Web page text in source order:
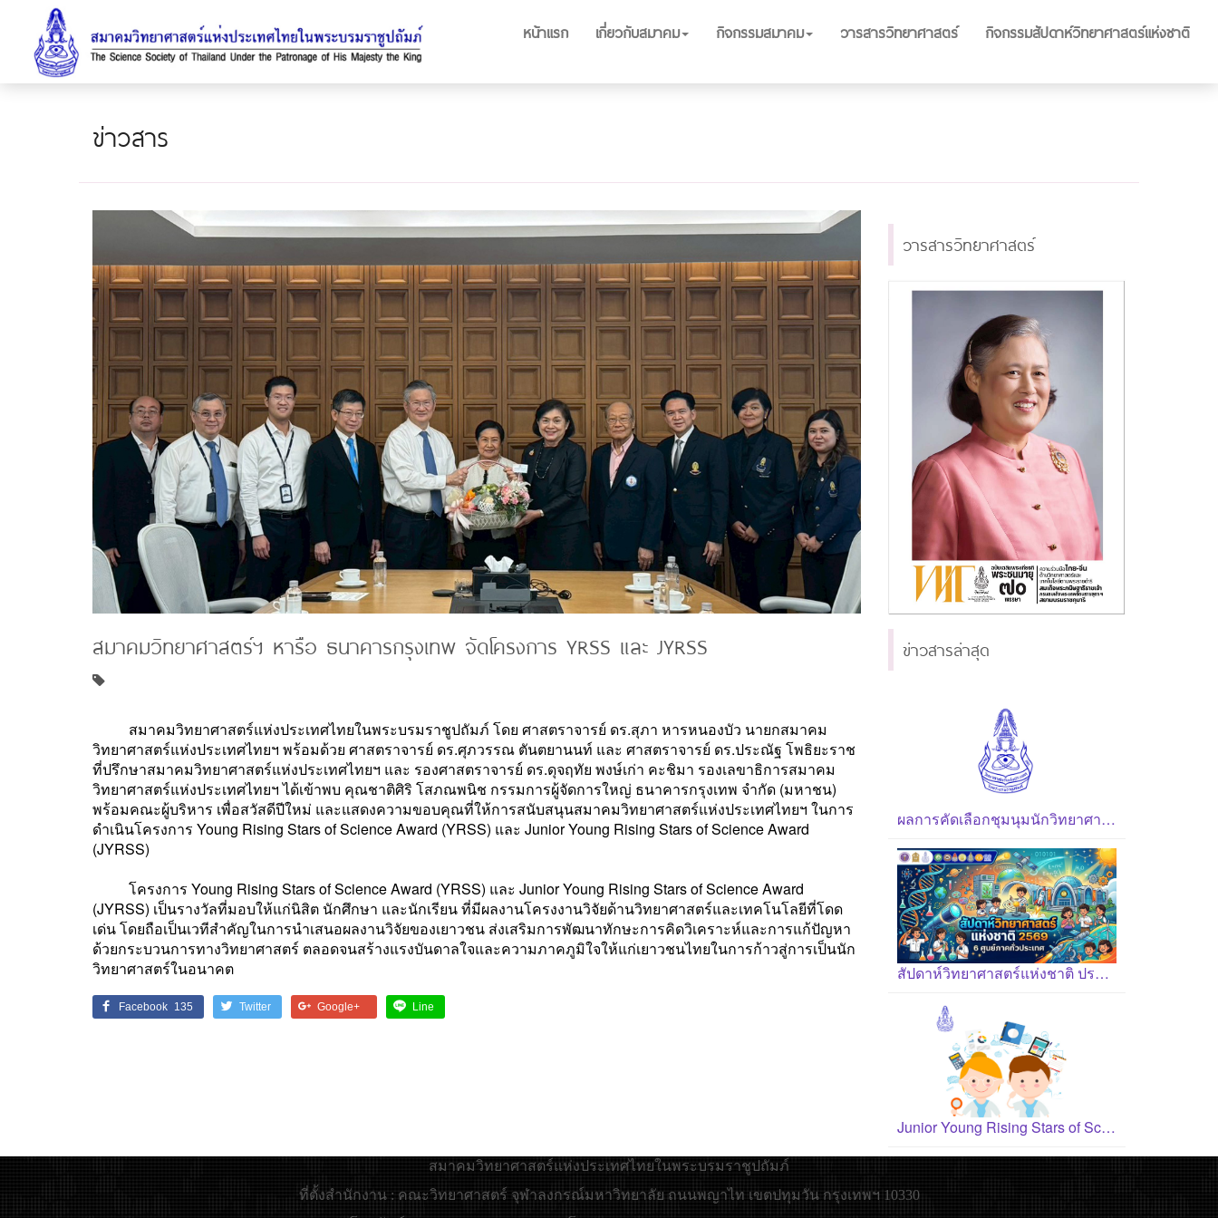
หน้าแรก เกี่ยวกับสมาคม กิจกรรมสมาคม วารสารวิทยาศาสตร์ กิจกรรมสัปดาห์วิทยาศาสตร์แห่งชาติ
ข่าวสาร
สมาคมวิทยาศาสตร์ฯ หารือ ธนาคารกรุงเทพ จัดโครงการ YRSS และ JYRSS
สมาคมวิทยาศาสตร์แห่งประเทศไทยในพระบรมราชูปถัมภ์ โดย ศาสตราจารย์ ดร.สุภา หารหนองบัว นายกสมาคม
วิทยาศาสตร์แห่งประเทศไทยฯ พร้อมด้วย ศาสตราจารย์ ดร.ศุภวรรณ ตันตยานนท์ และ ศาสตราจารย์ ดร.ประณัฐ โพธิยะราช
ที่ปรึกษาสมาคมวิทยาศาสตร์แห่งประเทศไทยฯ และ รองศาสตราจารย์ ดร.ดุจฤทัย พงษ์เก่า คะชิมา รองเลขาธิการสมาคม
วิทยาศาสตร์แห่งประเทศไทยฯ ได้เข้าพบ คุณชาติศิริ โสภณพนิช กรรมการผู้จัดการใหญ่ ธนาคารกรุงเทพ จำกัด (มหาชน)
พร้อมคณะผู้บริหาร เพื่อสวัสดีปีใหม่ และแสดงความขอบคุณที่ให้การสนับสนุนสมาคมวิทยาศาสตร์แห่งประเทศไทยฯ ในการ
ดำเนินโครงการ Young Rising Stars of Science Award (YRSS) และ Junior Young Rising Stars of Science Award
(JYRSS)
โครงการ Young Rising Stars of Science Award (YRSS) และ Junior Young Rising Stars of Science Award
(JYRSS) เป็นรางวัลที่มอบให้แก่นิสิต นักศึกษา และนักเรียน ที่มีผลงานโครงงานวิจัยด้านวิทยาศาสตร์และเทคโนโลยีที่โดด
เด่น โดยถือเป็นเวทีสำคัญในการนำเสนอผลงานวิจัยของเยาวชน ส่งเสริมการพัฒนาทักษะการคิดวิเคราะห์และการแก้ปัญหา
ด้วยกระบวนการทางวิทยาศาสตร์ ตลอดจนสร้างแรงบันดาลใจและความภาคภูมิใจให้แก่เยาวชนไทยในการก้าวสู่การเป็นนัก
วิทยาศาสตร์ในอนาคต
Facebook 135 Twitter Google+ Line
วารสารวิทยาศาสตร์
ข่าวสารล่าสุด
ผลการคัดเลือกชุมนุมนักวิทยาศาสตร์รุ่นเยาว์ ปี 2569
สัปดาห์วิทยาศาสตร์แห่งชาติ ประจำปี 2569
Junior Young Rising Stars of Science Award 2026
สมาคมวิทยาศาสตร์แห่งประเทศไทยในพระบรมราชูปถัมภ์
ที่ตั้งสำนักงาน : คณะวิทยาศาสตร์ จุฬาลงกรณ์มหาวิทยาลัย ถนนพญาไท เขตปทุมวัน กรุงเทพฯ 10330